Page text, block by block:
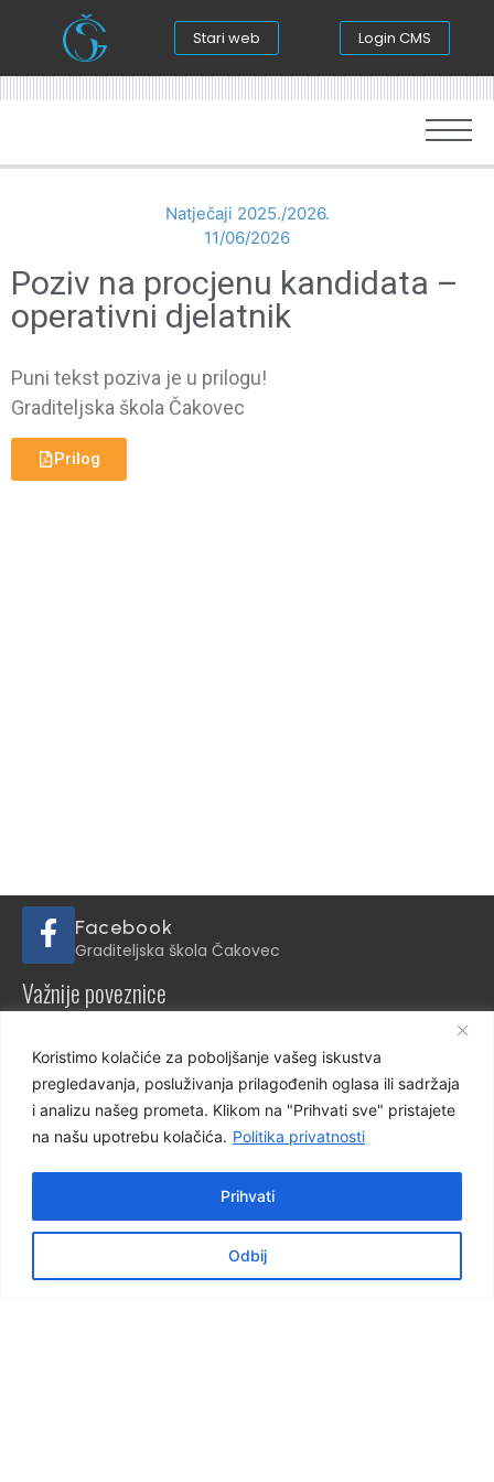
Koristimo kolačiće za poboljšanje vašeg iskustva
pregledavanja, posluživanja prilagođenih oglasa ili sadržaja
i analizu našeg prometa. Klikom na "Prihvati sve" pristajete
na našu upotrebu kolačića. Politika privatnosti
Odbij
Prihvati
Stari web Login CMS
Natječaji 2025./2026.
11/06/2026
Poziv na procjenu kandidata –
operativni djelatnik
Puni tekst poziva je u prilogu!
Graditeljska škola Čakovec
Prilog
Facebook
Graditeljska škola Čakovec
Važnije poveznice
e-dnevnik za učenike
NCVVO
Virtualna šetnja školom